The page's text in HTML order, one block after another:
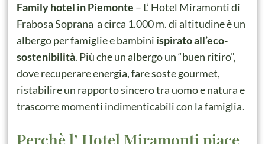
Family hotel in Piemonte – L’ Hotel Miramonti di
Frabosa Soprana a circa 1.000 m. di altitudine è un
albergo per famiglie e bambini ispirato all’eco-
sostenibilità. Più che un albergo un “buen ritiro”,
dove recuperare energia, fare soste gourmet,
ristabilire un rapporto sincero tra uomo e natura e
trascorre momenti indimenticabili con la famiglia.
Perchè l’ Hotel Miramonti piace